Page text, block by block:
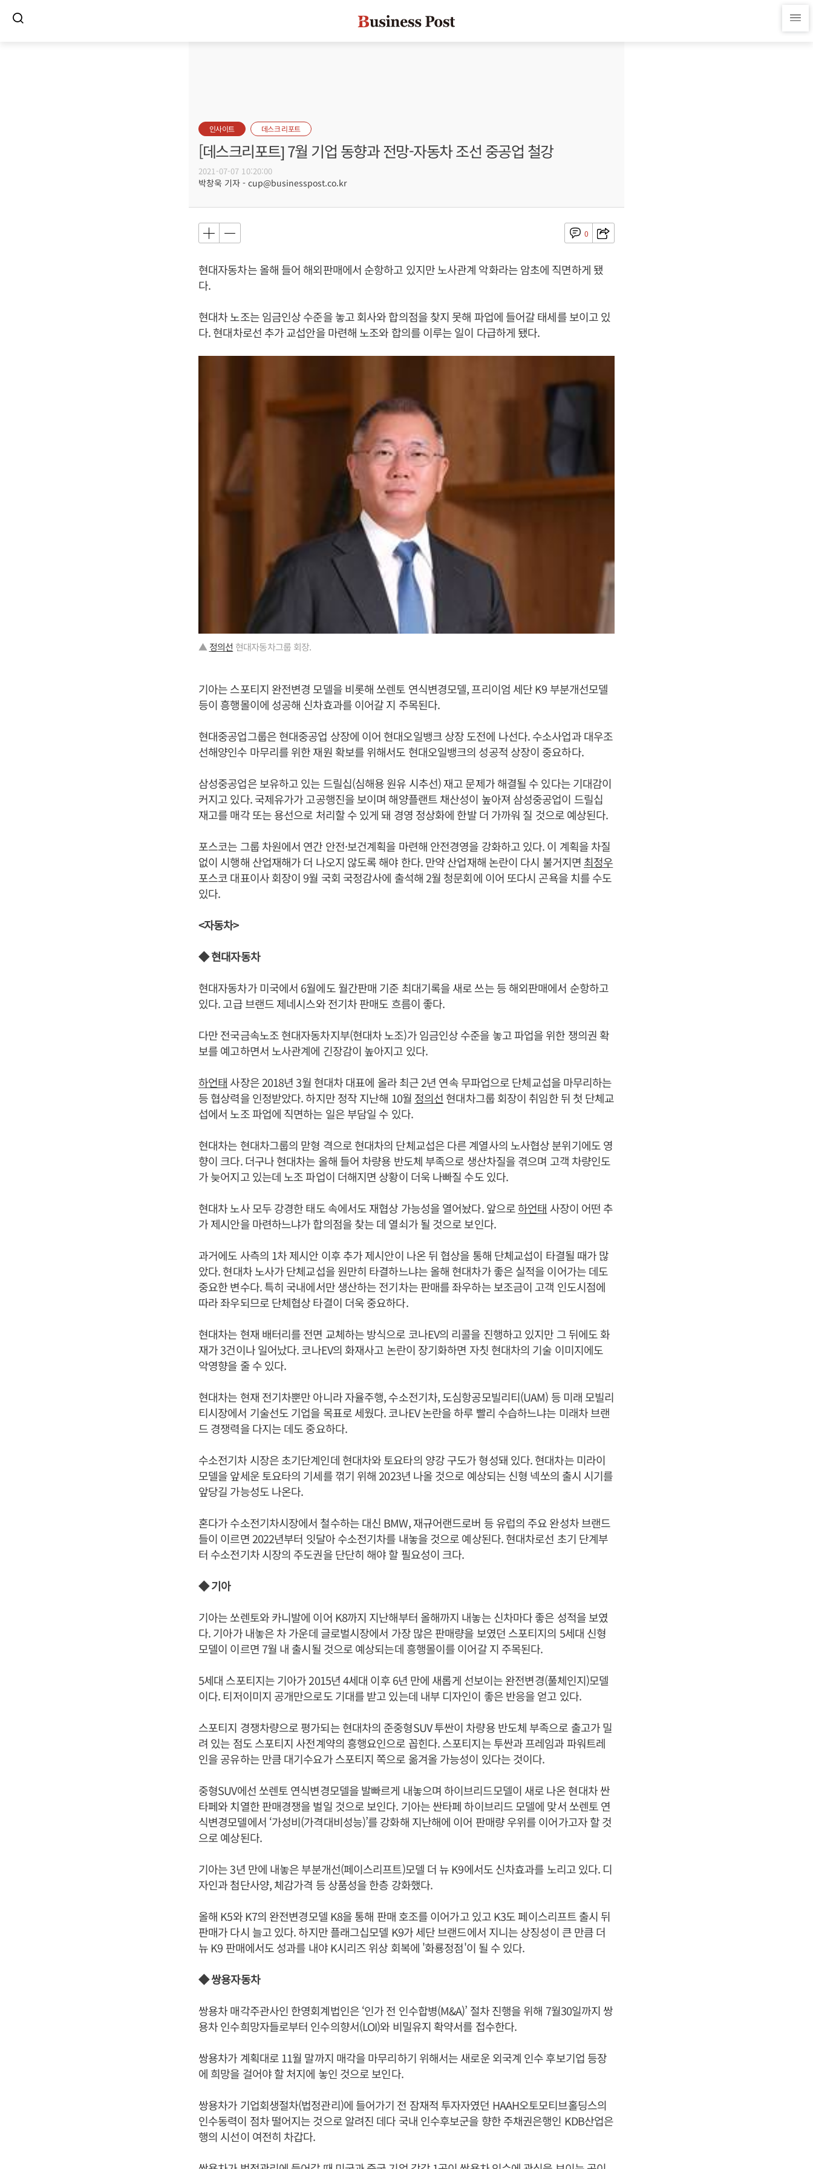
인사이트 데스크 리포트
[데스크리포트] 7월 기업 동향과 전망-자동차 조선 중공업 철강
2021-07-07 10:20:00
박창욱 기자 - cup@businesspost.co.kr
0
현대자동차는 올해 들어 해외판매에서 순항하고 있지만 노사관계 악화라는 암초에 직면하게 됐
다.
현대차 노조는 임금인상 수준을 놓고 회사와 합의점을 찾지 못해 파업에 들어갈 태세를 보이고 있
다. 현대차로선 추가 교섭안을 마련해 노조와 합의를 이루는 일이 다급하게 됐다.
▲ 정의선 현대자동차그룹 회장.
기아는 스포티지 완전변경 모델을 비롯해 쏘렌토 연식변경모델, 프리이엄 세단 K9 부분개선모델
등이 흥행몰이에 성공해 신차효과를 이어갈 지 주목된다.
현대중공업그룹은 현대중공업 상장에 이어 현대오일뱅크 상장 도전에 나선다. 수소사업과 대우조
선해양인수 마무리를 위한 재원 확보를 위해서도 현대오일뱅크의 성공적 상장이 중요하다.
삼성중공업은 보유하고 있는 드릴십(심해용 원유 시추선) 재고 문제가 해결될 수 있다는 기대감이
커지고 있다. 국제유가가 고공행진을 보이며 해양플랜트 채산성이 높아져 삼성중공업이 드릴십
재고를 매각 또는 용선으로 처리할 수 있게 돼 경영 정상화에 한발 더 가까워 질 것으로 예상된다.
포스코는 그룹 차원에서 연간 안전·보건계획을 마련해 안전경영을 강화하고 있다. 이 계획을 차질
없이 시행해 산업재해가 더 나오지 않도록 해야 한다. 만약 산업재해 논란이 다시 불거지면 최정우
포스코 대표이사 회장이 9월 국회 국정감사에 출석해 2월 청문회에 이어 또다시 곤욕을 치를 수도
있다.
<자동차>
◆ 현대자동차
현대자동차가 미국에서 6월에도 월간판매 기준 최대기록을 새로 쓰는 등 해외판매에서 순항하고
있다. 고급 브랜드 제네시스와 전기차 판매도 흐름이 좋다.
다만 전국금속노조 현대자동차지부(현대차 노조)가 임금인상 수준을 놓고 파업을 위한 쟁의권 확
보를 예고하면서 노사관계에 긴장감이 높아지고 있다.
하언태 사장은 2018년 3월 현대차 대표에 올라 최근 2년 연속 무파업으로 단체교섭을 마무리하는
등 협상력을 인정받았다. 하지만 정작 지난해 10월 정의선 현대차그룹 회장이 취임한 뒤 첫 단체교
섭에서 노조 파업에 직면하는 일은 부담일 수 있다.
현대차는 현대차그룹의 맏형 격으로 현대차의 단체교섭은 다른 계열사의 노사협상 분위기에도 영
향이 크다. 더구나 현대차는 올해 들어 차량용 반도체 부족으로 생산차질을 겪으며 고객 차량인도
가 늦어지고 있는데 노조 파업이 더해지면 상황이 더욱 나빠질 수도 있다.
현대차 노사 모두 강경한 태도 속에서도 재협상 가능성을 열어놨다. 앞으로하언태 사장이 어떤 추
가 제시안을 마련하느냐가 합의점을 찾는 데 열쇠가 될 것으로 보인다.
과거에도 사측의 1차 제시안 이후 추가 제시안이 나온 뒤 협상을 통해 단체교섭이 타결될 때가 많
았다. 현대차 노사가 단체교섭을 원만히 타결하느냐는 올해 현대차가 좋은 실적을 이어가는 데도
중요한 변수다. 특히 국내에서만 생산하는 전기차는 판매를 좌우하는 보조금이 고객 인도시점에
따라 좌우되므로 단체협상 타결이 더욱 중요하다.
현대차는 현재 배터리를 전면 교체하는 방식으로 코나EV의 리콜을 진행하고 있지만 그 뒤에도 화
재가 3건이나 일어났다. 코나EV의 화재사고 논란이 장기화하면 자칫 현대차의 기술 이미지에도
악영향을 줄 수 있다.
현대차는 현재 전기차뿐만 아니라 자율주행, 수소전기차, 도심항공모빌리티(UAM) 등 미래 모빌리
티시장에서 기술선도 기업을 목표로 세웠다. 코나EV 논란을 하루 빨리 수습하느냐는 미래차 브랜
드 경쟁력을 다지는 데도 중요하다.
수소전기차 시장은 초기단계인데 현대차와 토요타의 양강 구도가 형성돼 있다. 현대차는 미라이
모델을 앞세운 토요타의 기세를 꺾기 위해 2023년 나올 것으로 예상되는 신형 넥쏘의 출시 시기를
앞당길 가능성도 나온다.
혼다가 수소전기차시장에서 철수하는 대신 BMW, 재규어랜드로버 등 유럽의 주요 완성차 브랜드
들이 이르면 2022년부터 잇달아 수소전기차를 내놓을 것으로 예상된다. 현대차로선 초기 단계부
터 수소전기차 시장의 주도권을 단단히 해야 할 필요성이 크다.
◆ 기아
기아는 쏘렌토와 카니발에 이어 K8까지 지난해부터 올해까지 내놓는 신차마다 좋은 성적을 보였
다. 기아가 내놓은 차 가운데 글로벌시장에서 가장 많은 판매량을 보였던 스포티지의 5세대 신형
모델이 이르면 7월 내 출시될 것으로 예상되는데 흥행몰이를 이어갈 지 주목된다.
5세대 스포티지는 기아가 2015년 4세대 이후 6년 만에 새롭게 선보이는 완전변경(풀체인지)모델
이다. 티저이미지 공개만으로도 기대를 받고 있는데 내부 디자인이 좋은 반응을 얻고 있다.
스포티지 경쟁차량으로 평가되는 현대차의 준중형SUV 투싼이 차량용 반도체 부족으로 출고가 밀
려 있는 점도 스포티지 사전계약의 흥행요인으로 꼽힌다. 스포티지는 투싼과 프레임과 파워트레
인을 공유하는 만큼 대기수요가 스포티지 쪽으로 옮겨올 가능성이 있다는 것이다.
중형SUV에선 쏘렌토 연식변경모델을 발빠르게 내놓으며 하이브리드모델이 새로 나온 현대차 싼
타페와 치열한 판매경쟁을 벌일 것으로 보인다. 기아는 싼타페 하이브리드 모델에 맞서 쏘렌토 연
식변경모델에서 ‘가성비(가격대비성능)’를 강화해 지난해에 이어 판매량 우위를 이어가고자 할 것
으로 예상된다.
기아는 3년 만에 내놓은 부분개선(페이스리프트)모델 더 뉴 K9에서도 신차효과를 노리고 있다. 디
자인과 첨단사양, 체감가격 등 상품성을 한층 강화했다.
올해 K5와 K7의 완전변경모델 K8을 통해 판매 호조를 이어가고 있고 K3도 페이스리프트 출시 뒤
판매가 다시 늘고 있다. 하지만 플래그십모델 K9가 세단 브랜드에서 지니는 상징성이 큰 만큼 더
뉴 K9 판매에서도 성과를 내야 K시리즈 위상 회복에 '화룡정점'이 ​​​​​​될 수 있다.
◆ 쌍용자동차
쌍용차 매각주관사인 한영회계법인은 ‘인가 전 인수합병(M&A)’ 절차 진행을 위해 7월30일까지 쌍
용차 인수희망자들로부터 인수의향서(LOI)와 비밀유지 확약서를 접수한다.
쌍용차가 계획대로 11월 말까지 매각을 마무리하기 위해서는 새로운 외국계 인수 후보기업 등장
에 희망을 걸어야 할 처지에 놓인 것으로 보인다.
쌍용차가 기업회생절차(법정관리)에 들어가기 전 잠재적 투자자였던 HAAH오토모티브홀딩스의
인수동력이 점차 떨어지는 것으로 알려진 데다 국내 인수후보군을 향한 주채권은행인 KDB산업은
행의 시선이 여전히 차갑다.